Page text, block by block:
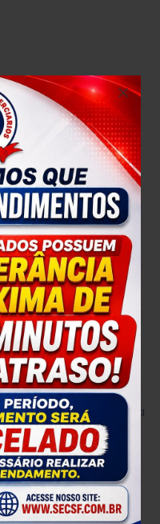
×
de trabalho
online de forma